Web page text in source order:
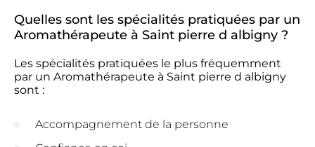
Quelles sont les spécialités pratiquées par un
Aromathérapeute à Saint pierre d albigny ?
Les spécialités pratiquées le plus fréquemment
par un Aromathérapeute à Saint pierre d albigny
sont :
Accompagnement de la personne